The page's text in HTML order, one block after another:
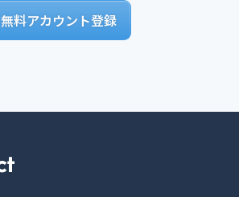
無料アカウント登録